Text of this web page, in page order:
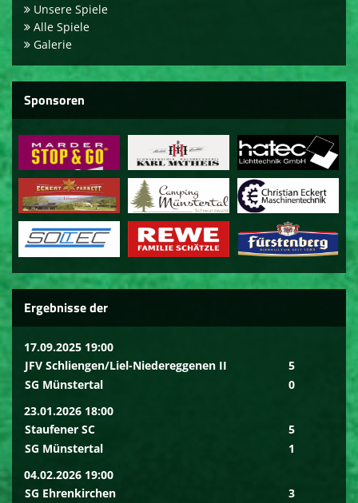
Unsere Spiele
Alle Spiele
Galerie
Sponsoren
Ergebnisse der
17.09.2025 19:00
JFV Schliengen/Liel-Niedereggenen II
5
SG Münstertal
0
23.01.2026 18:00
Staufener SC
5
SG Münstertal
1
04.02.2026 19:00
SG Ehrenkirchen
3